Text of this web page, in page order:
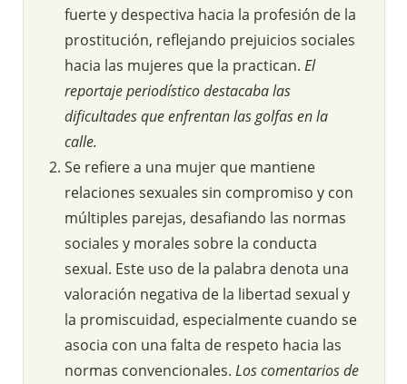
fuerte y despectiva hacia la profesión de la
prostitución, reflejando prejuicios sociales
hacia las mujeres que la practican. El
reportaje periodístico destacaba las
dificultades que enfrentan las golfas en la
calle.
Se refiere a una mujer que mantiene
relaciones sexuales sin compromiso y con
múltiples parejas, desafiando las normas
sociales y morales sobre la conducta
sexual. Este uso de la palabra denota una
valoración negativa de la libertad sexual y
la promiscuidad, especialmente cuando se
asocia con una falta de respeto hacia las
normas convencionales. Los comentarios de